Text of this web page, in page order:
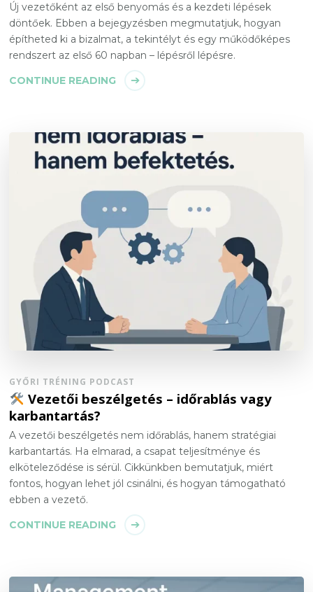
Új vezetőként az első benyomás és a kezdeti lépések
döntőek. Ebben a bejegyzésben megmutatjuk, hogyan
építheted ki a bizalmat, a tekintélyt és egy működőképes
rendszert az első 60 napban – lépésről lépésre.
CONTINUE READING
GYŐRI TRÉNING PODCAST
Vezetői beszélgetés – időrablás vagy
karbantartás?
A vezetői beszélgetés nem időrablás, hanem stratégiai
karbantartás. Ha elmarad, a csapat teljesítménye és
elköteleződése is sérül. Cikkünkben bemutatjuk, miért
fontos, hogyan lehet jól csinálni, és hogyan támogatható
ebben a vezető.
CONTINUE READING